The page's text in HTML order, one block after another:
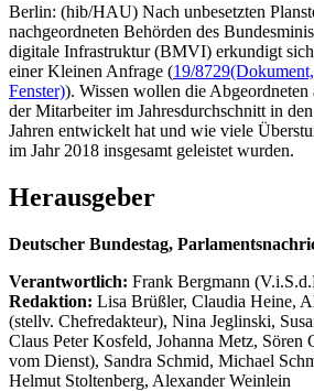
Berlin: (hib/HAU) Nach unbesetzten
nachgeordneten Behörden des
digitale Infrastruktur (BMVI) erkundigt
einer Kleinen Anfrage (19/8729
Fenster)). Wissen wollen die
der Mitarbeiter im Jahresdurchschnitt in
Jahren entwickelt hat und wie viele
im Jahr 2018 insgesamt geleistet wurden.
Herausgeber
Deutscher Bundestag,
Verantwortlich: Frank Bergmann
Redaktion: Lisa Brüßler, Claudia Heine,
(stellv. Chefredakteur), Nina Jeglinski,
Claus Peter Kosfeld, Johanna Metz, Sören
vom Dienst), Sandra Schmid, Michael
Helmut Stoltenberg, Alexander Weinlein